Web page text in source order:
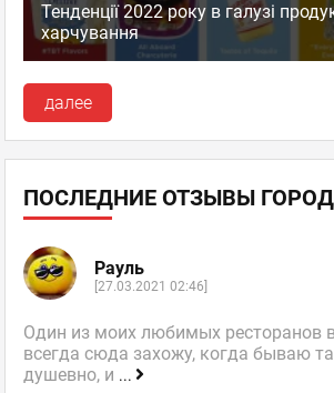
Тенденції 2022 року в галузі
харчування
далее
ПОСЛЕДНИЕ ОТЗЫВЫ
Рауль
[27.03.2021 02:46]
Один из моих любимых ресторанов
всегда сюда захожу, когда бываю
душевно, и ...